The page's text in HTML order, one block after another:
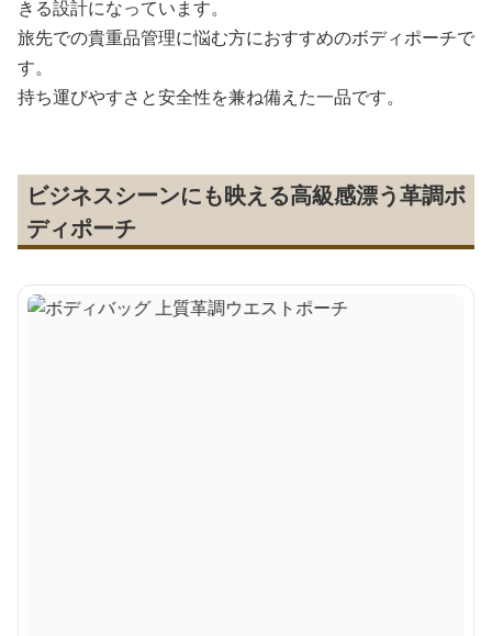
きる設計になっています。
旅先での貴重品管理に悩む方におすすめのボディポーチで
す。
持ち運びやすさと安全性を兼ね備えた一品です。
ビジネスシーンにも映える高級感漂う革調ボ
ディポーチ